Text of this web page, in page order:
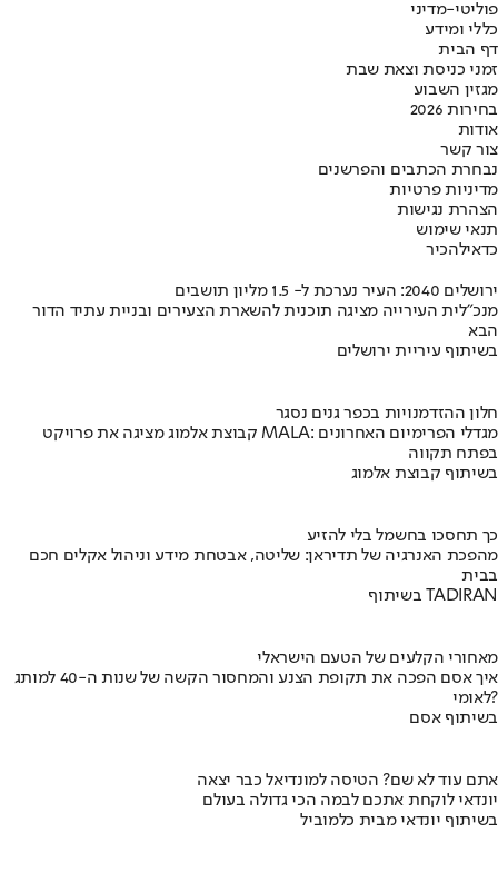
פוליטי-מדיני
כללי ומידע
דף הבית
זמני כניסת וצאת שבת
מגזין השבוע
בחירות 2026
אודות
צור קשר
נבחרת הכתבים והפרשנים
מדיניות פרטיות
הצהרת נגישות
תנאי שימוש
כדאילהכיר
ירושלים 2040: העיר נערכת ל- 1.5 מליון תושבים
מנכ"לית העירייה מציגה תוכנית להשארת הצעירים ובניית עתיד הדור
הבא
בשיתוף עיריית ירושלים
חלון ההזדמנויות בכפר גנים נסגר
קבוצת אלמוג מציגה את פרויקט MALA: מגדלי הפרימיום האחרונים
בפתח תקווה
בשיתוף קבוצת אלמוג
כך תחסכו בחשמל בלי להזיע
מהפכת האנרגיה של תדיראן: שליטה, אבטחת מידע וניהול אקלים חכם
בבית
בשיתוף TADIRAN
מאחורי הקלעים של הטעם הישראלי
איך אסם הפכה את תקופת הצנע והמחסור הקשה של שנות ה-40 למותג
לאומי?
בשיתוף אסם
אתם עוד לא שם? הטיסה למונדיאל כבר יצאה
יונדאי לוקחת אתכם לבמה הכי גדולה בעולם
בשיתוף יונדאי מבית כלמוביל